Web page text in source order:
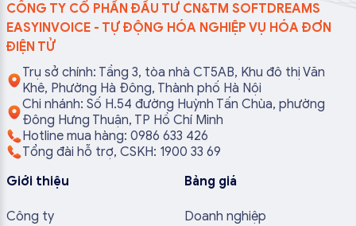
CÔNG TY CỔ PHẦN ĐẦU TƯ CN&TM SOFTDREAMS
EASYINVOICE - TỰ ĐỘNG HÓA NGHIỆP VỤ HÓA ĐƠN
ĐIỆN TỬ
Trụ sở chính: Tầng 3, tòa nhà CT5AB, Khu đô thị Văn
Khê, Phường Hà Đông, Thành phố Hà Nội
Chi nhánh: Số H.54 đường Huỳnh Tấn Chùa, phường
Đông Hưng Thuận, TP Hồ Chí Minh
Hotline mua hàng: 0986 633 426
Tổng đài hỗ trợ, CSKH: 1900 33 69
Giới thiệu
Công ty
Bảng giá
Doanh nghiệp